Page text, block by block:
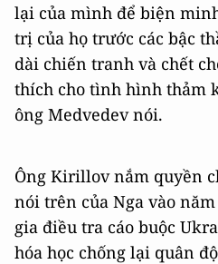
lại của mình để biện
trị của họ trước các bậc
dài chiến tranh và chết
thích cho tình hình thảm
ông Medvedev nói.
Ông Kirillov nắm quyền
nói trên của Nga vào
gia điều tra cáo buộc
hóa học chống lại quân